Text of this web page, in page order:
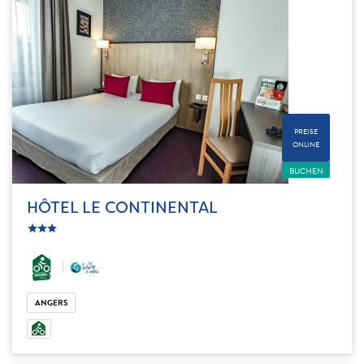
PREISE
ONLINE
BUCHEN
HÔTEL LE CONTINENTAL
ic_star
ic_star
ANGERS